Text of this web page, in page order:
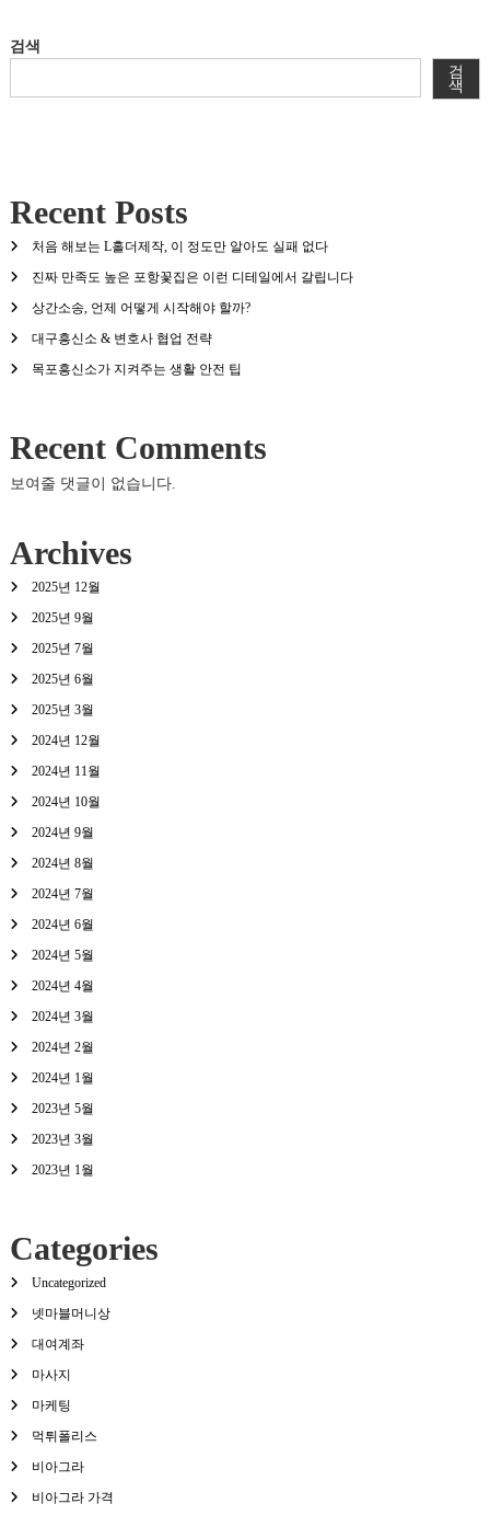
검색
검
색
Recent Posts
처음 해보는 L홀더제작, 이 정도만 알아도 실패 없다
진짜 만족도 높은 포항꽃집은 이런 디테일에서 갈립니다
상간소송, 언제 어떻게 시작해야 할까?
대구흥신소 & 변호사 협업 전략
목포흥신소가 지켜주는 생활 안전 팁
Recent Comments
보여줄 댓글이 없습니다.
Archives
2025년 12월
2025년 9월
2025년 7월
2025년 6월
2025년 3월
2024년 12월
2024년 11월
2024년 10월
2024년 9월
2024년 8월
2024년 7월
2024년 6월
2024년 5월
2024년 4월
2024년 3월
2024년 2월
2024년 1월
2023년 5월
2023년 3월
2023년 1월
Categories
Uncategorized
넷마블머니상
대여계좌
마사지
마케팅
먹튀폴리스
비아그라
비아그라 가격